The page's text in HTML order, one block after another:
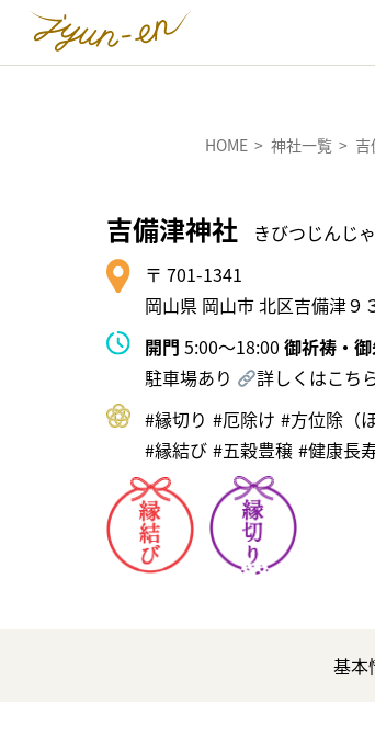
HOME 神社一覧
吉備津神社
きびつじんじゃ
〒 701-1341
岡山県 岡山市 北区吉備津９
開門 5:00〜18:00 御祈祷・
駐車場あり
詳しくはこち
#縁切り #厄除け #⽅位除（
#縁結び #五穀豊穣 #健康長
基本